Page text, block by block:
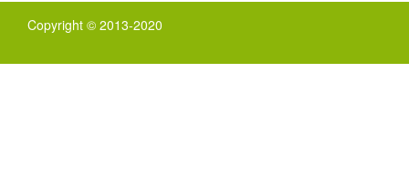
Copyright © 2013-2020